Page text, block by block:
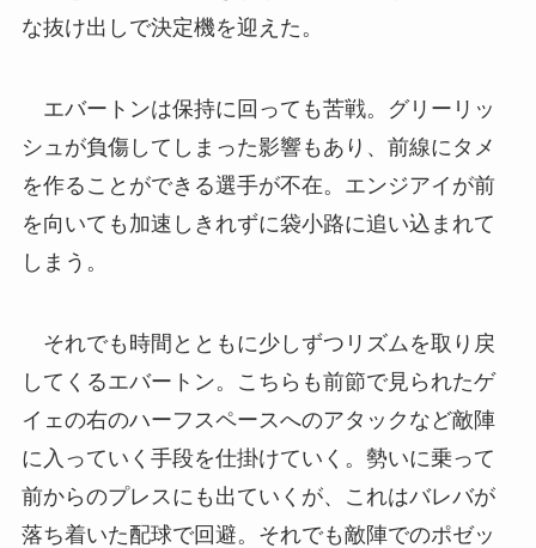
な抜け出しで決定機を迎えた。
エバートンは保持に回っても苦戦。グリーリッ
シュが負傷してしまった影響もあり、前線にタメ
を作ることができる選手が不在。エンジアイが前
を向いても加速しきれずに袋小路に追い込まれて
しまう。
それでも時間とともに少しずつリズムを取り戻
してくるエバートン。こちらも前節で見られたゲ
イェの右のハーフスペースへのアタックなど敵陣
に入っていく手段を仕掛けていく。勢いに乗って
前からのプレスにも出ていくが、これはバレバが
落ち着いた配球で回避。それでも敵陣でのポゼッ